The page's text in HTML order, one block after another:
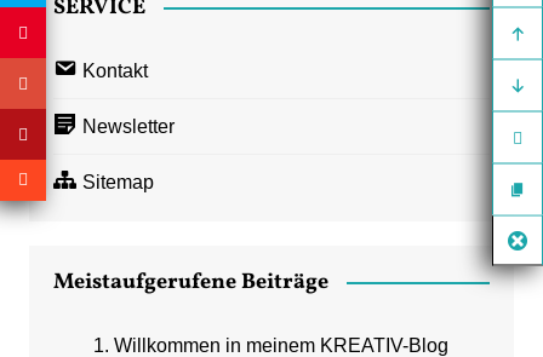
SERVICE
Kontakt
Newsletter
Sitemap
Meistaufgerufene Beiträge
Willkommen in meinem KREATIV-Blog